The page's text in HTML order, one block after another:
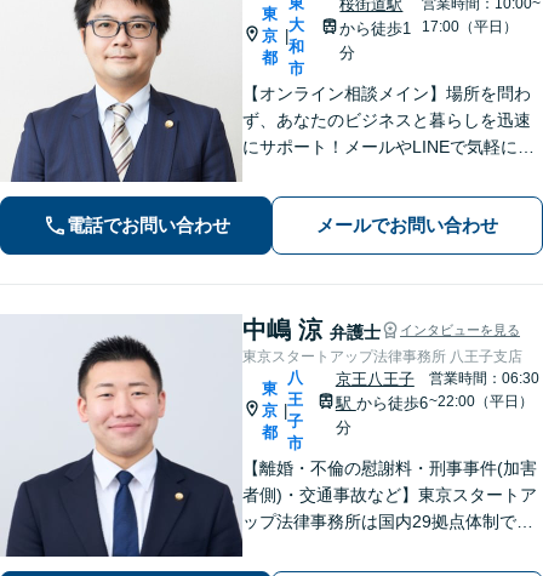
東
京
都
|
大
和
市
桜街道駅
から徒歩1
分
17:00（平日）
【オンライン相談メイン】場所を問わ
ず、あなたのビジネスと暮らしを迅速
にサポート！メールやLINEで気軽につ
いた確かな解決力で、進むべき道を丁
寧に示します。【メール・LINE 受付
中】
電話でお問い合わせ メールでお問い合わせ
中嶋 涼 弁護士 インタビューを見る
東京スタートアップ法律事務所 八王子支店
東
京
都
八
王
子
市
京王八王子
駅 から徒歩6
分
営業時間：06:30
~22:00（平日）
【離婚・不倫の慰謝料・刑事事件(加害
者側)・交通事故など】東京スタートア
ップ法律事務所は国内29拠点体制で全